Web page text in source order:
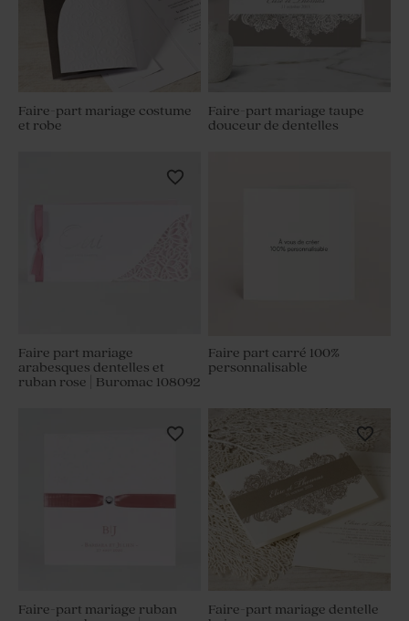
Faire part carré 100%
personnalisable
Faire-part mariage costume
et robe
Faire-part mariage taupe
douceur de dentelles
Faire part mariage
arabesques dentelles et
ruban rose | Buromac 108092
Faire-part mariage ruban
Faire-part mariage dentelle